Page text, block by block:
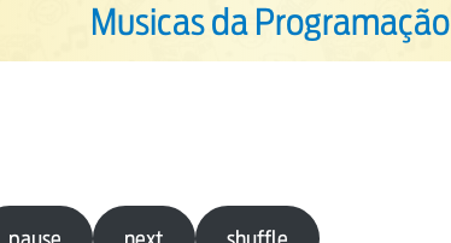
Musicas da Programação